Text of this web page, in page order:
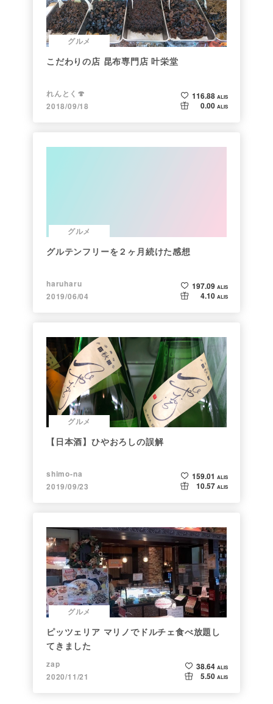
グルメ
こだわりの店 昆布専門店 叶栄堂
れんとく🍄
2018/09/18
116.88 ALIS
0.00 ALIS
グルメ
グルテンフリーを２ヶ月続けた感想
haruharu
2019/06/04
197.09 ALIS
4.10 ALIS
グルメ
【日本酒】ひやおろしの誤解
shimo-na
2019/09/23
159.01 ALIS
10.57 ALIS
グルメ
ピッツェリア マリノでドルチェ食べ放題し
てきました
zap
2020/11/21
38.64 ALIS
5.50 ALIS